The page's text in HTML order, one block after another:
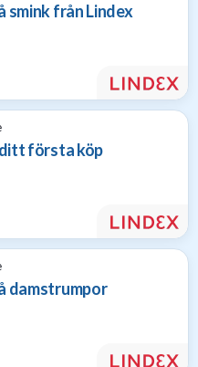
smink från Lindex
ditt första köp
damstrumpor